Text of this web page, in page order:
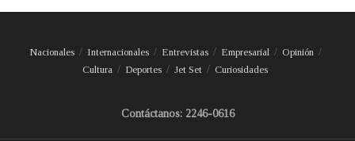
Nacionales Internacionales Entrevistas Empresarial
Opinión
Cultura
Deportes Jet Set Curiosidades
Contáctanos: 2246-0616